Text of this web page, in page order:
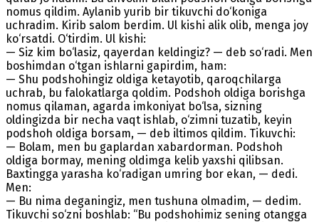
nomus qildim. Aylanib yurib bir tikuvchi do‘koniga
uchradim. Kirib salom berdim. Ul kishi alik olib, menga joy
ko‘rsatdi. O‘tirdim. Ul kishi:
— Siz kim bo‘lasiz, qayerdan keldingiz? — deb so‘radi. Men
boshimdan o‘tgan ishlarni gapirdim, ham:
— Shu podshohingiz oldiga ketayotib, qaroqchilarga
uchrab, bu falokatlarga qoldim. Podshoh oldiga borishga
nomus qilaman, agarda imkoniyat bo‘lsa, sizning
oldingizda bir necha vaqt ishlab, o‘zimni tuzatib, keyin
podshoh oldiga borsam, — deb iltimos qildim. Tikuvchi:
— Bolam, men bu gaplardan xabardorman. Podshoh
oldiga bormay, mening oldimga kelib yaxshi qilibsan.
Baxtingga yarasha ko‘radigan umring bor ekan, — dedi.
Men:
— Bu nima deganingiz, men tushuna olmadim, — dedim.
Tikuvchi so‘zni boshlab: “Bu podshohimiz sening otangga